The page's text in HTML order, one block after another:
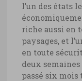
l’un des états
riche aussi en
paysages, et
en toute
deux
passé six